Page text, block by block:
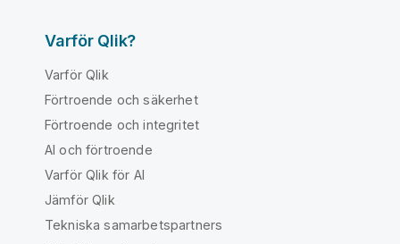
Varför Qlik?
Varför Qlik
Förtroende och säkerhet
Förtroende och integritet
AI och förtroende
Varför Qlik för AI
Jämför Qlik
Tekniska samarbetspartners